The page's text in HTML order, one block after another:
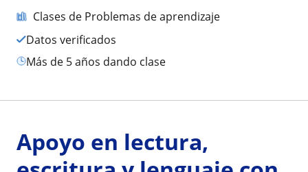
Clases de Problemas de aprendizaje
Datos verificados
más de 5 años dando clase
Apoyo en lectura,